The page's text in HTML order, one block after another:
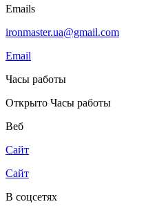
Emails
ironmaster.ua@gmail.com
Email
Часы работы
Открыто Часы работы
Веб
Сайт
Сайт
В соцсетях